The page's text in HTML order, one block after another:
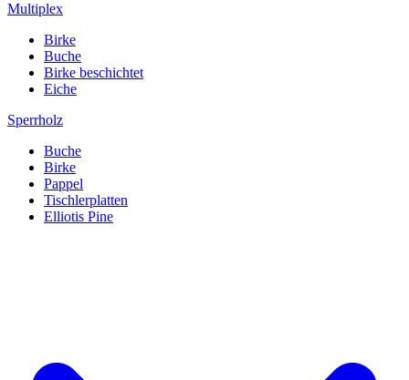
Multiplex
Birke
Buche
Birke beschichtet
Eiche
Sperrholz
Buche
Birke
Pappel
Tischlerplatten
Elliotis Pine